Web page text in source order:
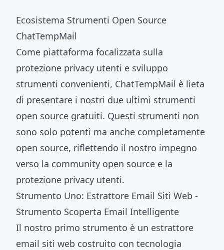
Ecosistema Strumenti Open Source
ChatTempMail
Come piattaforma focalizzata sulla
protezione privacy utenti e sviluppo
strumenti convenienti, ChatTempMail è lieta
di presentare i nostri due ultimi strumenti
open source gratuiti. Questi strumenti non
sono solo potenti ma anche completamente
open source, riflettendo il nostro impegno
verso la community open source e la
protezione privacy utenti.
Strumento Uno: Estrattore Email Siti Web -
Strumento Scoperta Email Intelligente
Il nostro primo strumento è un estrattore
email siti web costruito con tecnologia